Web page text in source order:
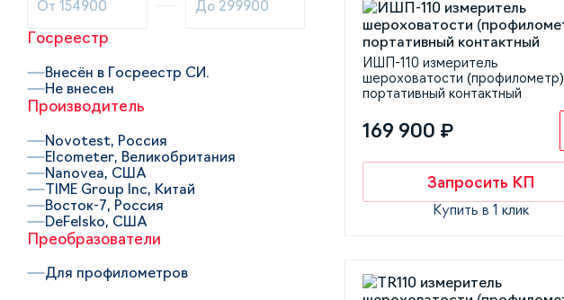
Госреестр
Внесён в Госреестр СИ.
Не внесен
Производитель
Novotest, Россия
Elcometer, Великобритания
Nanovea, США
TIME Group Inc, Китай
Восток-7, Россия
DeFelsko, США
Преобразователи
Для профилометров
ИШП-110 измеритель
шероховатости (профилометр)
портативный контактный
169 900 ₽
Запросить КП
Купить в 1 клик